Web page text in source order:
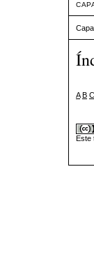
Capa
A B C
Este